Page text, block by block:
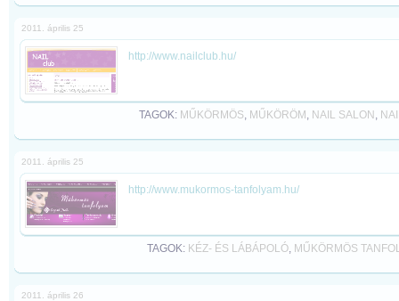
2011. április 25
http://www.nailclub.hu/
TAGOK: MŰKÖRMÖS, MŰKÖRÖM , NAIL SALON ,
2011. április 25
http://www.mukormos-tanfolyam.hu/
TAGOK: KÉZ- ÉS LÁBÁPOLÓ, MŰKÖRMÖS
2011. április 26